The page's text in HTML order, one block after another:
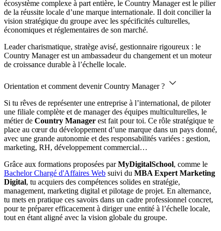
écosystème complexe à part entière, le Country Manager est le pilier
de la réussite locale d’une marque internationale. Il doit concilier la
vision stratégique du groupe avec les spécificités culturelles,
économiques et réglementaires de son marché.
Leader charismatique, stratège avisé, gestionnaire rigoureux : le
Country Manager est un ambassadeur du changement et un moteur
de croissance durable à l’échelle locale.
Orientation et comment devenir Country Manager ?
Si tu rêves de représenter une entreprise à l’international, de piloter
une filiale complète et de manager des équipes multiculturelles, le
métier de Country Manager est fait pour toi. Ce rôle stratégique te
place au cœur du développement d’une marque dans un pays donné,
avec une grande autonomie et des responsabilités variées : gestion,
marketing, RH, développement commercial…
Grâce aux formations proposées parMyDigitalSchool, comme le
Bachelor Chargé d'Affaires Web suivi du MBA Expert Marketing
Digital, tu acquiers des compétences solides en stratégie,
management, marketing digital et pilotage de projet. En alternance,
tu mets en pratique ces savoirs dans un cadre professionnel concret,
pour te préparer efficacement à diriger une entité à l’échelle locale,
tout en étant aligné avec la vision globale du groupe.